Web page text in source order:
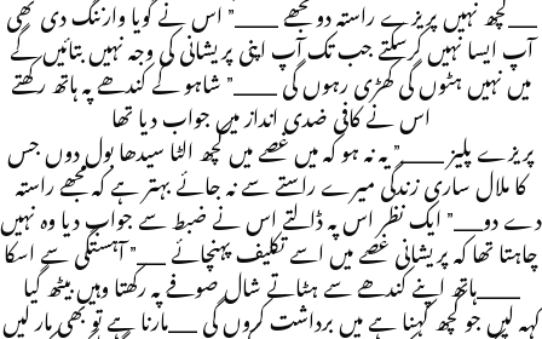
آپ ایسا نہیں کرسکتے جب تک آپ اپنی پریشانی کی وجہ نہیں بتائیں گے
میں نہیں ہٹوں گی کھڑی رہوں گی ___” شاہو کے کندھے پہ ہاتھ رکھتے
اس نے کافی ضدی انداز میں جواب دیا تھا
پریزے پلیز ___” یہ نہ ہو کہ میں غصے میں کچھ الٹا سیدھا بول دوں جس
کا ملال ساری زندگی میرے راستے سے نہ جائے بہتر ہے کہ مجھے راستہ
دے دو__” ایک نظر اس پہ ڈالتے اس نے ضبط سے جواب دیا وہ نہیں
چاہتا تھا کہ پریشانی غصے میں اسے تکلیف پہنچائے __” آہستگی سے اسکا
ہاتھ اپنے کندھے سے ہٹاتے شال صوفے پہ رکھتا وہیں بیٹھ گیا___
کہہ لیں جو کچھ کہنا ہے میں برداشت کروں گی __مارنا ہے تو بھی مار لیں